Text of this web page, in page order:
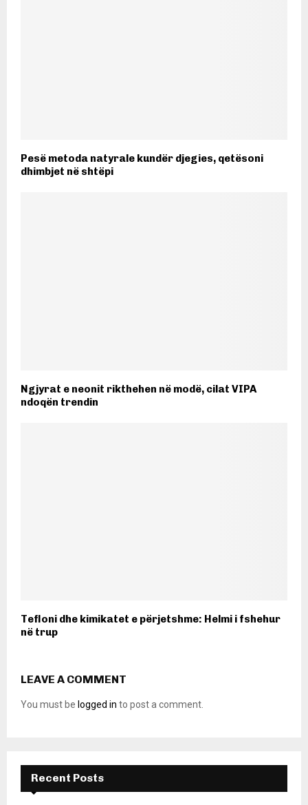
Pesë metoda natyrale kundër djegies, qetësoni
dhimbjet në shtëpi
Ngjyrat e neonit rikthehen në modë, cilat VIPA
ndoqën trendin
Tefloni dhe kimikatet e përjetshme: Helmi i fshehur
në trup
LEAVE A COMMENT
You must be logged in to post a comment.
Recent Posts